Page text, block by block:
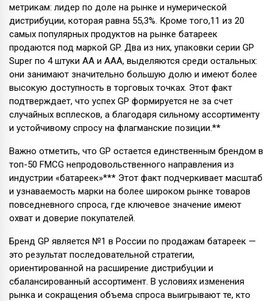
метрикам: лидер по доле на рынке и нумерической
дистрибуции, которая равна 55,3%. Кроме того,11 из 20
самых популярных продуктов на рынке батареек
продаются под маркой GP. Два из них, упаковки серии GP
Super по 4 штуки АА и ААА, выделяются среди остальных:
они занимают значительно большую долю и имеют более
высокую доступность в торговых точках. Этот факт
подтверждает, что успех GP формируется не за счет
случайных всплесков, а благодаря сильному ассортименту
и устойчивому спросу на флагманские позиции.**
Важно отметить, что GP остается единственным брендом в
топ-50 FMCG непродовольственного направления из
индустрии «батареек»*** Этот факт подчеркивает масштаб
и узнаваемость марки на более широком рынке товаров
повседневного спроса, где ключевое значение имеют
охват и доверие покупателей.
Бренд GP является №1 в России по продажам батареек —
это результат последовательной стратегии,
ориентированной на расширение дистрибуции и
сбалансированный ассортимент. В условиях изменения
рынка и сокращения объема спроса выигрывают те, кто